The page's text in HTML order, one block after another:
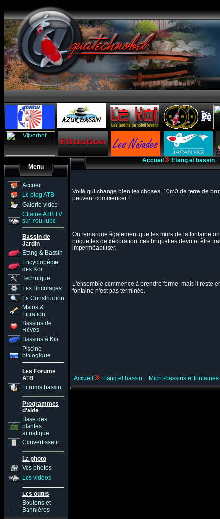
Menu
Accueil
Le blog ATB
Galerie vidéo
Chaine ATB TV
sur YouTube
Bassin de
Jardin
Etang & Bassin
Encyclopédie
des Koï
Technique
Les Bricolages
La Construction
Matos &
Filtration
Bassins de
Rêves
Bassins à Koï
Piscine
biologique
Les Forums
ATB
Forums bassin
Programmes
d'aide
Base des
plantes
aquatique
Convertisseur
La photo
Vos photos
Les vidéos
Les outils
.
Boutons et
Bannières
Accueil Etang et bassin
Voilà qui change bien les choses, 10m3 de terre de
peuvent commencer !
On remarque également que les murs de la fontaine
briquettes de décoration, ces briquettes devront être
imperméabiliser.
L'ensemble commence à prendre forme, mais il reste
fontaine n'est pas terminée.
Accueil Etang et bassin Micro-bassins et fontaines